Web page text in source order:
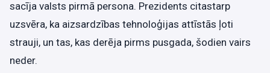
sacīja valsts pirmā persona. Prezidents citastarp
uzsvēra, ka aizsardzības tehnoloģijas attīstās ļoti
strauji, un tas, kas derēja pirms pusgada, šodien vairs
neder.